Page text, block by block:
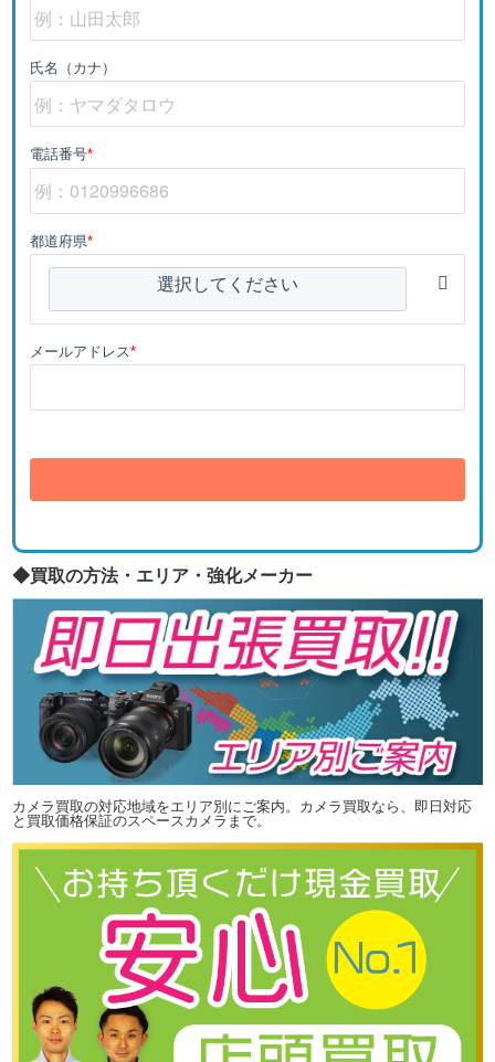
氏名（カナ）
電話番号*
都道府県*
選択してください
メールアドレス*
◆買取の方法・エリア・強化メーカー
カメラ買取の対応地域をエリア別にご案内。カメラ買取なら、即日対応
と買取価格保証のスペースカメラまで。